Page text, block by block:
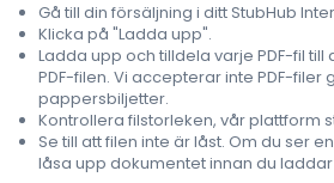
Gå till din försäljning i ditt StubHub
Klicka på "Ladda upp".
Ladda upp och tilldela varje PDF-fil
PDF-filen. Vi accepterar inte PDF-
pappersbiljetter.
Kontrollera filstorleken, vår plattform
Se till att filen inte är låst. Om du ser
låsa upp dokumentet innan du